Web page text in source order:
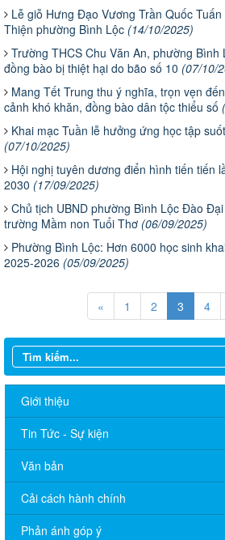
Lễ giỗ Hưng Đạo Vương Trần Quốc
Thiện phường Bình Lộc (14/10/2025)
Trường THCS Chu Văn An, phường Bình
đồng bào bị thiệt hại do bão số 10 (07/10/
Mang Tết Trung thu ý nghĩa, trọn vẹn
cảnh khó khăn, đồng bào dân tộc thiểu số
Khai mạc Tuần lễ hưởng ứng học tập
(07/10/2025)
Hội nghị tuyên dương điển hình tiến tiến
2030 (17/09/2025)
Chủ tịch UBND phường Bình Lộc Đào
trường Mầm non Tuổi Thơ (06/09/2025)
Phường Bình Lộc: Hơn 6000 học sinh
2025-2026 (05/09/2025)
« 1 2 3 4
Giới thiệu
Tin Tức - Sự kiện
Văn bản
Cải cách hành chính
Phản ánh góp ý